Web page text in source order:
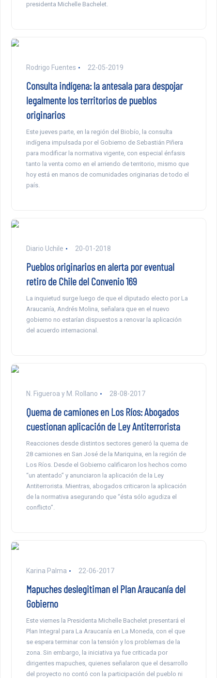
presidenta Michelle Bachelet.
Rodrigo Fuentes 22-05-2019
Consulta indígena: la antesala para despojar
legalmente los territorios de pueblos
originarios
Este jueves parte, en la región del Biobío, la consulta
indígena impulsada por el Gobierno de Sebastián Piñera
para modificar la normativa vigente, con especial énfasis
tanto la venta como en el arriendo de territorio, mismo que
hoy está en manos de comunidades originarias de todo el
país.
Diario Uchile 20-01-2018
Pueblos originarios en alerta por eventual
retiro de Chile del Convenio 169
La inquietud surge luego de que el diputado electo por La
Araucanía, Andrés Molina, señalara que en el nuevo
gobierno no estarían dispuestos a renovar la aplicación
del acuerdo internacional.
N. Figueroa y M. Rollano 28-08-2017
Quema de camiones en Los Ríos: Abogados
cuestionan aplicación de Ley Antiterrorista
Reacciones desde distintos sectores generó la quema de
28 camiones en San José de la Mariquina, en la región de
Los Ríos. Desde el Gobierno calificaron los hechos como
“un atentado” y anunciaron la aplicación de la Ley
Antiterrorista. Mientras, abogados criticaron la aplicación
de la normativa asegurando que “ésta sólo agudiza el
conflicto”.
Karina Palma 22-06-2017
Mapuches deslegitiman el Plan Araucanía del
Gobierno
Este viernes la Presidenta Michelle Bachelet presentará el
Plan Integral para La Araucanía en La Moneda, con el que
se espera terminar con la tensión y los problemas de la
zona. Sin embargo, la iniciativa ya fue criticada por
dirigentes mapuches, quienes señalaron que el desarrollo
del proyecto no contó con la participación del pueblo ni